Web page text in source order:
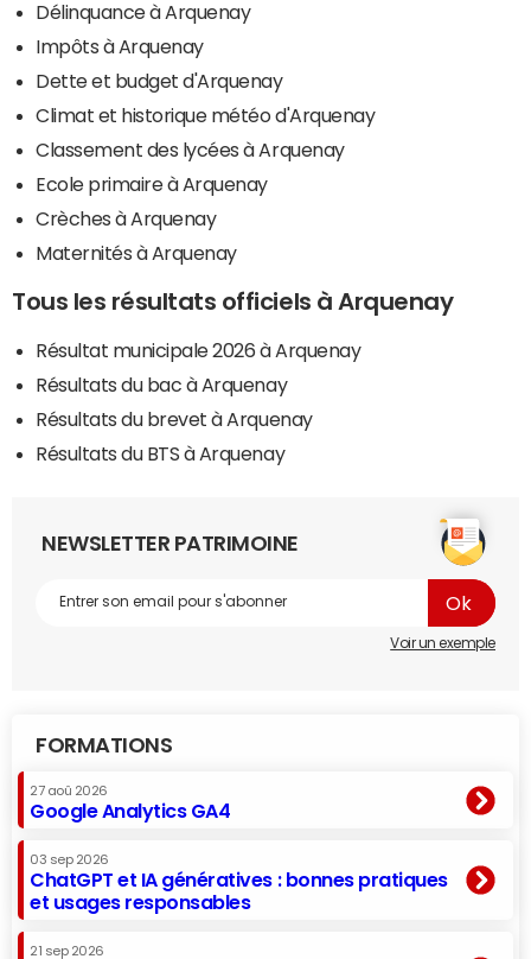
Délinquance à Arquenay
Impôts à Arquenay
Dette et budget d'Arquenay
Climat et historique météo d'Arquenay
Classement des lycées à Arquenay
Ecole primaire à Arquenay
Crèches à Arquenay
Maternités à Arquenay
Tous les résultats officiels à Arquenay
Résultat municipale 2026 à Arquenay
Résultats du bac à Arquenay
Résultats du brevet à Arquenay
Résultats du BTS à Arquenay
NEWSLETTER PATRIMOINE
Voir un exemple
FORMATIONS
27 aoû 2026
Google Analytics GA4
03 sep 2026
ChatGPT et IA génératives : bonnes pratiques
et usages responsables
21 sep 2026